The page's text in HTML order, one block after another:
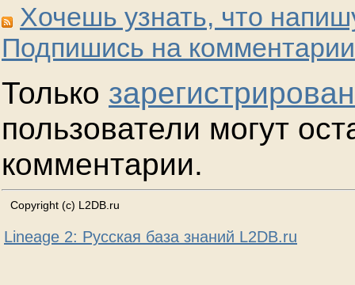
Хочешь узнать, что
Подпишись на
Только
пользователи могут
комментарии.
Copyright (c) L2DB.ru
Lineage 2: Русская база знаний L2DB.ru